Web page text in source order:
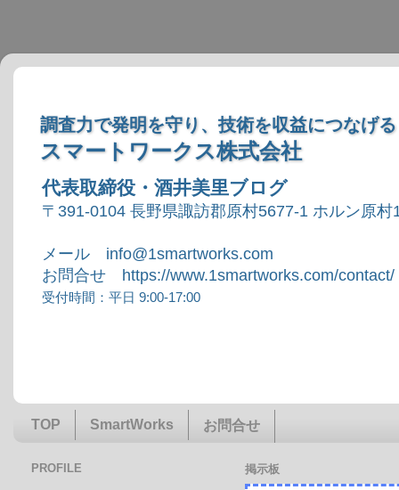
調査力で発明を守り、技術を収益につなげる
スマートワークス株式会社
代表取締役・酒井美里ブログ
〒391-0104 長野県諏訪郡原村5677-1 ホルン原村
メール info@1smartworks.com
お問合せ https://www.1smartworks.com/contact/
受付時間：平日 9:00-17:00
TOP SmartWorks お問合せ
掲示板
PROFILE